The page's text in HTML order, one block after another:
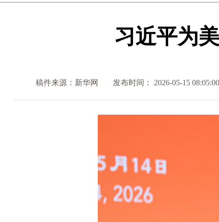
习近平为
稿件来源：新华网 发布时间： 2026-05-15 08:05:00